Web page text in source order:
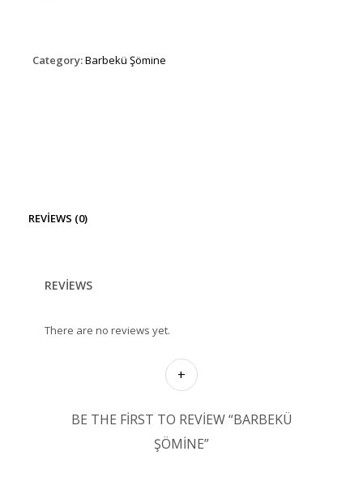
Category:Barbekü Şömine
REVIEWS (0)
REVIEWS
There are no reviews yet.
BE THE FIRST TO REVIEW “BARBEKÜ
ŞÖMINE”